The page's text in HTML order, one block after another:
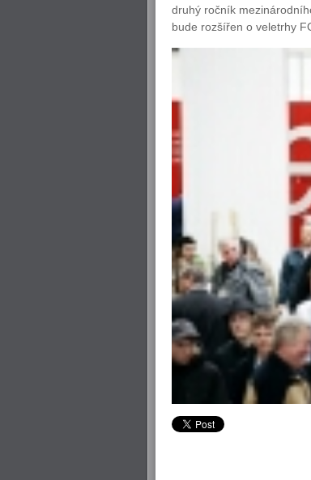
druhý ročník
bude rozšířen o veletrhy